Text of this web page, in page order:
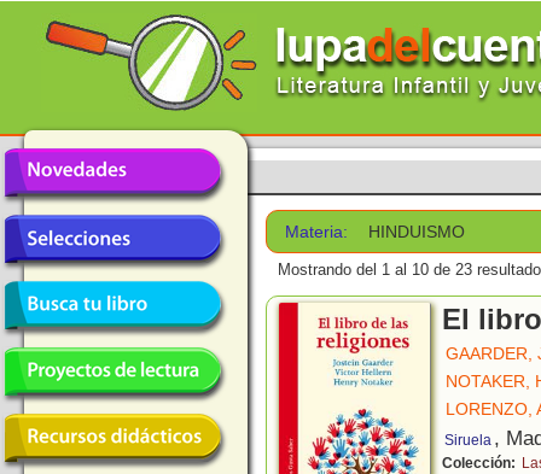
Materia: HINDUISMO
Mostrando del 1 al 10 de 23
El
GAARDER,
NOTAKER,
LORENZO,
Siruela ,
Colección: